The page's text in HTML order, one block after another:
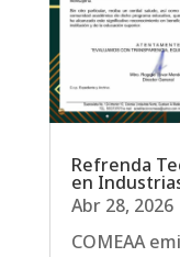
Refrenda
en
Abr 28, 2026
COMEAA